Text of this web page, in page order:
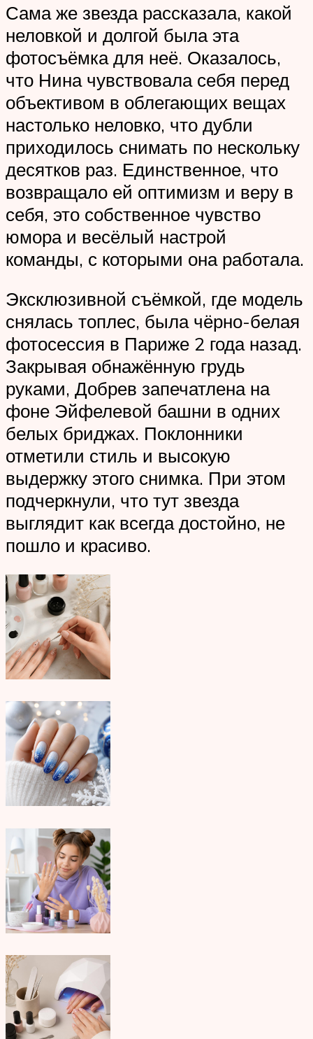
Сама же звезда рассказала, какой
неловкой и долгой была эта
фотосъёмка для неё. Оказалось,
что Нина чувствовала себя перед
объективом в облегающих вещах
настолько неловко, что дубли
приходилось снимать по нескольку
десятков раз. Единственное, что
возвращало ей оптимизм и веру в
себя, это собственное чувство
юмора и весёлый настрой
команды, с которыми она работала.
Эксклюзивной съёмкой, где модель
снялась топлес, была чёрно-белая
фотосессия в Париже 2 года назад.
Закрывая обнажённую грудь
руками, Добрев запечатлена на
фоне Эйфелевой башни в одних
белых бриджах. Поклонники
отметили стиль и высокую
выдержку этого снимка. При этом
подчеркнули, что тут звезда
выглядит как всегда достойно, не
пошло и красиво.